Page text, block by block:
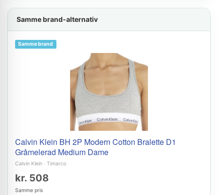
Samme brand-alternativ
Samme brand
Calvin Klein BH 2P Modern Cotton Bralette D1
Gråmelerad Medium Dame
Calvin Klein · Timarco
kr. 508
Samme pris